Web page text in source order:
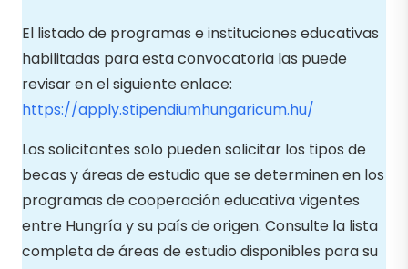
El listado de programas e instituciones educativas
habilitadas para esta convocatoria las puede
revisar en el siguiente enlace:
https://apply.stipendiumhungaricum.hu/
Los solicitantes solo pueden solicitar los tipos de
becas y áreas de estudio que se determinen en los
programas de cooperación educativa vigentes
entre Hungría y su país de origen. Consulte la lista
completa de áreas de estudio disponibles para su